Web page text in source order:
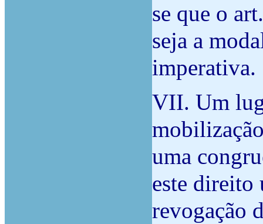
se que o
seja a
imperativa.
VII. Um
uma
este direito
revogação